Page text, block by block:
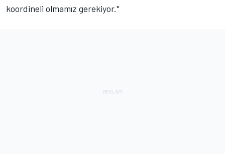
koordineli olmamız gerekiyor."